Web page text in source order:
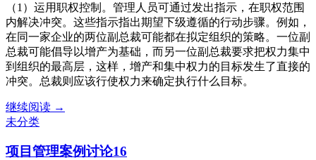
（1）运用职权控制。管理人员可通过发出指示，在职权范围
内解决冲突。这些指示指出期望下级遵循的行动步骤。例如，
在同一家企业的两位副总裁可能都在拟定组织的策略。一位副
总裁可能倡导以增产为基础，而另一位副总裁要求把权力集中
到组织的最高层，这样，增产和集中权力的目标发生了直接的
冲突。总裁则应该行使权力来确定执行什么目标。
继续阅读项
理
→
未分类
项目管理案例讨论16